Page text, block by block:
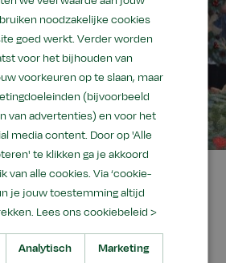
Aeres
Velp
noodzakelijke cookies
goed werkt. Verder worden
voor het bijhouden van
voorkeuren op te slaan, maar
(bijvoorbeeld
van advertenties) en voor het
media content. Door op 'Alle
te klikken ga je akkoord
van alle cookies. Via ‘cookie-
je jouw toestemming altijd
Lees ons cookiebeleid >
Analytisch Marketing